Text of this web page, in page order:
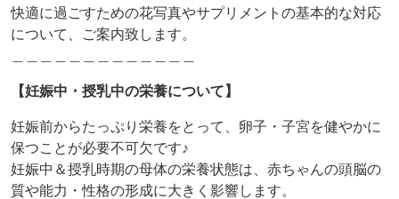
快適に過ごすための花写真やサプリメントの基本的な対応
について、ご案内致します。
【妊娠中・授乳中の栄養について】
妊娠前からたっぷり栄養をとって、卵子・子宮を健やかに
保つことが必要不可欠です♪
妊娠中＆授乳時期の母体の栄養状態は、赤ちゃんの頭脳の
質や能力・性格の形成に大きく影響します。